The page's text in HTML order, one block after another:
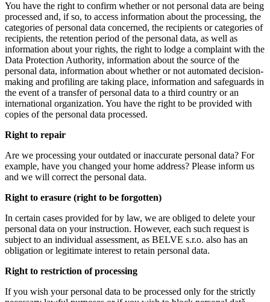
You have the right to confirm whether or not personal data are being
processed and, if so, to access information about the processing, the
categories of personal data concerned, the recipients or categories of
recipients, the retention period of the personal data, as well as
information about your rights, the right to lodge a complaint with the
Data Protection Authority, information about the source of the
personal data, information about whether or not automated decision-
making and profiling are taking place, information and safeguards in
the event of a transfer of personal data to a third country or an
international organization. You have the right to be provided with
copies of the personal data processed.
Right to repair
Are we processing your outdated or inaccurate personal data? For
example, have you changed your home address? Please inform us
and we will correct the personal data.
Right to erasure (right to be forgotten)
In certain cases provided for by law, we are obliged to delete your
personal data on your instruction. However, each such request is
subject to an individual assessment, as BELVE s.r.o. also has an
obligation or legitimate interest to retain personal data.
Right to restriction of processing
If you wish your personal data to be processed only for the strictly